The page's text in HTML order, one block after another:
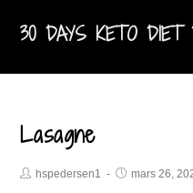
30 DAYS KETO DIET
Lasagne
hspedersen1 mars 26,